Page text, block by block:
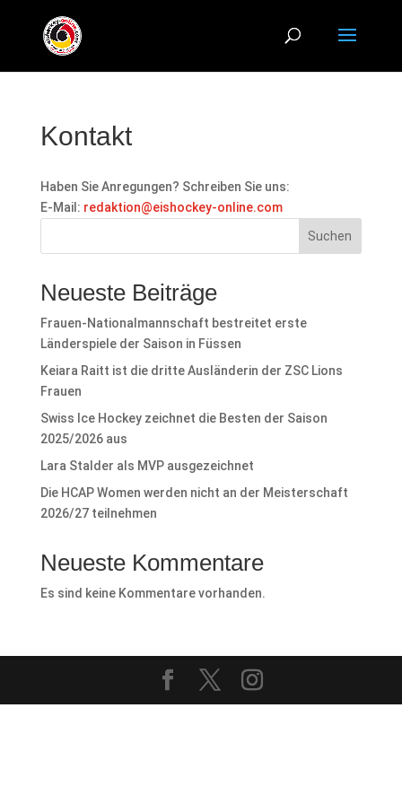
Kontakt
Haben Sie Anregungen? Schreiben Sie uns:
E-Mail: redaktion@eishockey-online.com
Suchen
Neueste Beiträge
Frauen-Nationalmannschaft bestreitet erste
Länderspiele der Saison in Füssen
Keiara Raitt ist die dritte Ausländerin der ZSC Lions
Frauen
Swiss Ice Hockey zeichnet die Besten der Saison
2025/2026 aus
Lara Stalder als MVP ausgezeichnet
Die HCAP Women werden nicht an der Meisterschaft
2026/27 teilnehmen
Neueste Kommentare
Es sind keine Kommentare vorhanden.